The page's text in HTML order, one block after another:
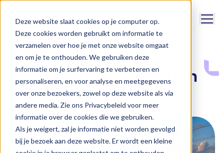
Deze website slaat cookies op je computer op.
Deze cookies worden gebruikt om informatie te
verzamelen over hoe je met onze website omgaat
en om je te onthouden. We gebruiken deze
informatie om je surfervaring te verbeteren en
personaliseren, en voor analyse en meetgegevens
over onze bezoekers, zowel op deze website als via
andere media. Zie ons Privacybeleid voor meer
informatie over de cookies die we gebruiken.
Als je weigert, zal je informatie niet worden gevolgd
bij je bezoek aan deze website. Er wordt een kleine
Support
Cases
NS digital inspection
solution